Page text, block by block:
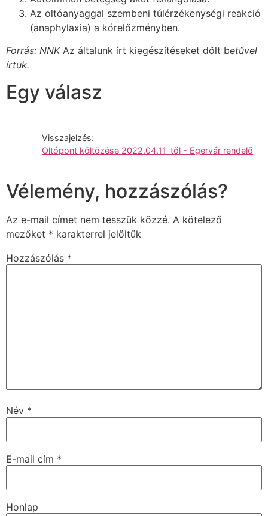
Az oltóanyaggal szembeni túlérzékenységi reakció
(anaphylaxia) a kórelőzményben.
Forrás: NNKAz általunk írt kiegészítéseket dőlt betűvel
írtuk.
Egy válasz
Visszajelzés:
Oltópont költözése 2022.04.11-től - Egervár rendelő
Vélemény, hozzászólás?
Az e-mail címet nem tesszük közzé. A kötelező
mezőket * karakterrel jelöltük
Hozzászólás *
Név *
E-mail cím *
Honlap